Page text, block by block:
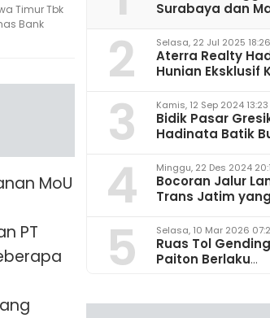
Timur Tbk
Bank
MoU
PT
Surabaya dan
Saraf
2 Selasa, 22 Jul 2025
Aterra Realty
Hunian Eksklusif
Malang
3 Kamis, 12 Sep 2024 13:23
Bidik Pasar
Hadinata Batik
4 Minggu, 22 Des 2024
Bocoran Jalur
Trans Jatim
2025
5 Selasa, 10 Mar 2026
Ruas Tol
Paiton Berlaku